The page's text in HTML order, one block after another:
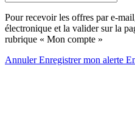
Pour recevoir les offres par e-
électronique et la valider sur la
rubrique « Mon compte »
AnnulerEnregistrer mon alerte